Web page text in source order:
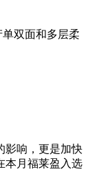
双面和多层柔
影响，更是加快
本月福莱盈入选